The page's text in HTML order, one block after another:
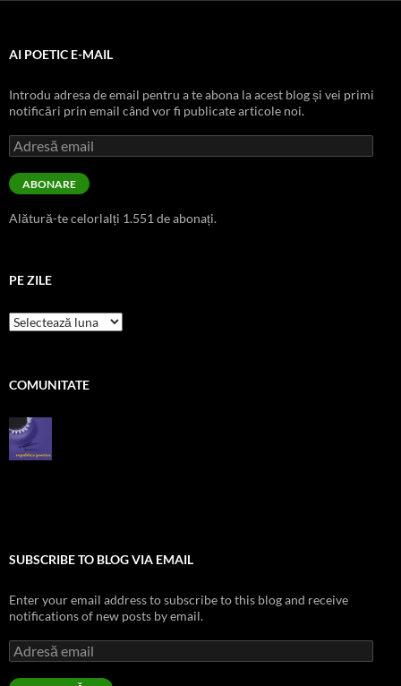
AI POETIC E-MAIL
Introdu adresa de email pentru a te abona la acest blog și vei primi
notificări prin email când vor fi publicate articole noi.
Adresă
email
ABONARE
Alătură-te celorlalți 1.551 de abonați.
PE ZILE
pe
zile
COMUNITATE
SUBSCRIBE TO BLOG VIA EMAIL
Enter your email address to subscribe to this blog and receive
notifications of new posts by email.
Adresă
email